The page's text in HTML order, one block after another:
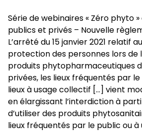
Série de webinaires « Zéro phyto
publics et privés – Nouvelle
L’arrêté du 15 janvier 2021 relatif
protection des personnes lors de
produits phytopharmaceutiques
privées, les lieux fréquentés par
lieux à usage collectif […] vient
en élargissant l’interdiction à
d’utiliser des produits
lieux fréquentés par le public ou